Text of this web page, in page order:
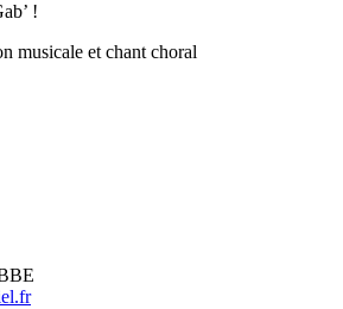
!
musicale et chant choral